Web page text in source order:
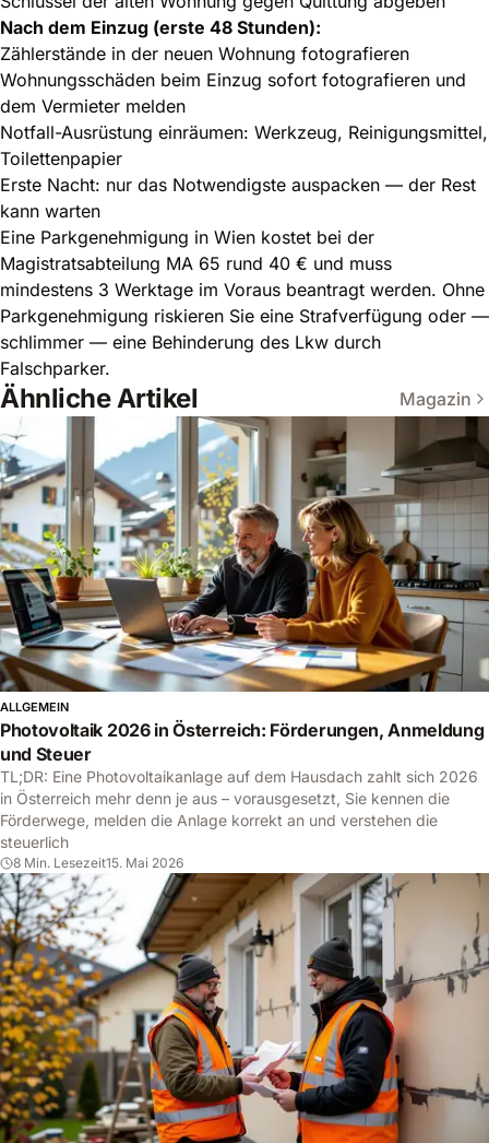
Nach dem Einzug (erste 48 Stunden):
Zählerstände in der neuen Wohnung fotografieren
Wohnungsschäden beim Einzug sofort fotografieren und
dem Vermieter melden
Notfall-Ausrüstung einräumen: Werkzeug, Reinigungsmittel,
Toilettenpapier
Erste Nacht: nur das Notwendigste auspacken — der Rest
kann warten
Eine Parkgenehmigung in Wien kostet bei der
Magistratsabteilung MA 65 rund 40 € und muss
mindestens 3 Werktage im Voraus beantragt werden. Ohne
Parkgenehmigung riskieren Sie eine Strafverfügung oder —
schlimmer — eine Behinderung des Lkw durch
Falschparker.
Ähnliche Artikel Magazin
ALLGEMEIN
Photovoltaik 2026 in Österreich: Förderungen, Anmeldung
und Steuer
TL;DR: Eine Photovoltaikanlage auf dem Hausdach zahlt sich 2026
in Österreich mehr denn je aus – vorausgesetzt, Sie kennen die
Förderwege, melden die Anlage korrekt an und verstehen die
steuerlich
8 Min. Lesezeit15. Mai 2026